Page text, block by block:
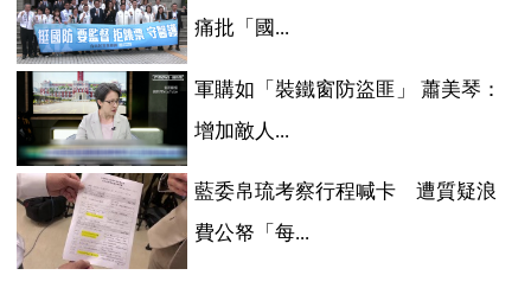
痛批「國...
軍購如「裝鐵窗防盜匪」 蕭美琴：
增加敵人...
藍委帛琉考察行程喊卡 遭質疑浪
費公帑「每...